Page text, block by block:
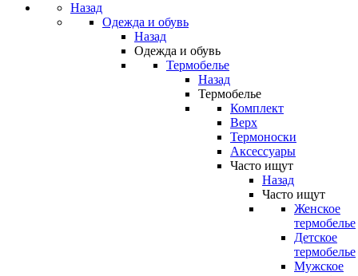
Назад
Одежда и обувь
Назад
Одежда и обувь
Термобелье
Назад
Термобелье
Комплект
Верх
Термоноски
Аксессуары
Часто ищут
Назад
Часто ищут
Женское
термобелье
Детское
термобелье
Мужское